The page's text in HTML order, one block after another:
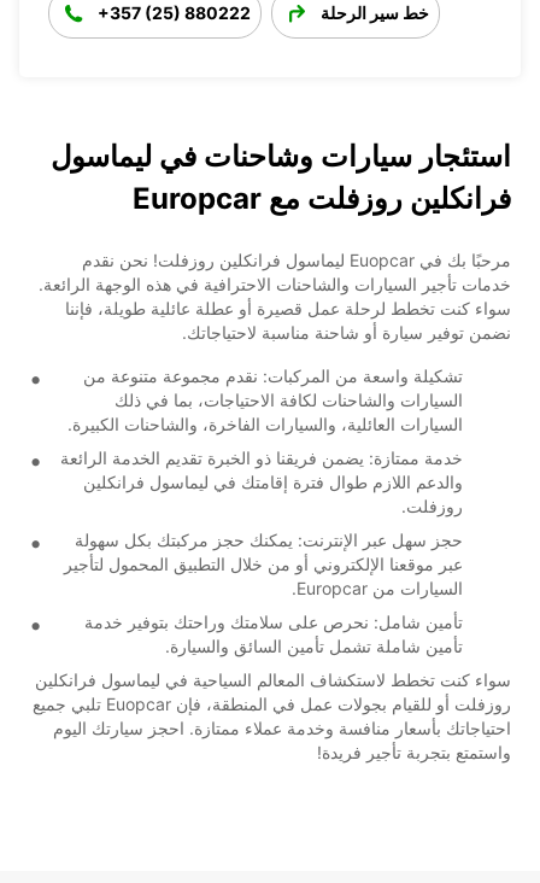
+357 (25) 880222 خط سير الرحلة
استئجار سيارات وشاحنات في ليماسول
فرانكلين روزفلت مع Europcar
مرحبًا بك في Euopcar ليماسول فرانكلين روزفلت! نحن نقدم
خدمات تأجير السيارات والشاحنات الاحترافية في هذه الوجهة الرائعة.
سواء كنت تخطط لرحلة عمل قصيرة أو عطلة عائلية طويلة، فإننا
نضمن توفير سيارة أو شاحنة مناسبة لاحتياجاتك.
تشكيلة واسعة من المركبات: نقدم مجموعة متنوعة من
السيارات والشاحنات لكافة الاحتياجات، بما في ذلك
السيارات العائلية، والسيارات الفاخرة، والشاحنات الكبيرة.
خدمة ممتازة: يضمن فريقنا ذو الخبرة تقديم الخدمة الرائعة
والدعم اللازم طوال فترة إقامتك في ليماسول فرانكلين
روزفلت.
حجز سهل عبر الإنترنت: يمكنك حجز مركبتك بكل سهولة
عبر موقعنا الإلكتروني أو من خلال التطبيق المحمول لتأجير
السيارات من Europcar.
تأمين شامل: نحرص على سلامتك وراحتك بتوفير خدمة
تأمين شاملة تشمل تأمين السائق والسيارة.
سواء كنت تخطط لاستكشاف المعالم السياحية في ليماسول فرانكلين
روزفلت أو للقيام بجولات عمل في المنطقة، فإن Euopcar تلبي جميع
احتياجاتك بأسعار منافسة وخدمة عملاء ممتازة. احجز سيارتك اليوم
واستمتع بتجربة تأجير فريدة!